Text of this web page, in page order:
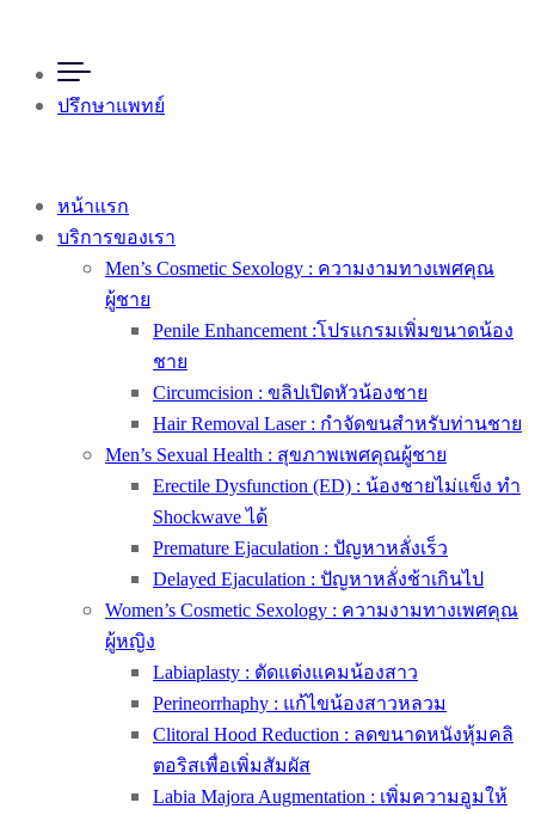
ปรึกษาแพทย์
หน้าแรก
บริการของเรา
Men’s Cosmetic Sexology : ความงามทางเพศคุณ
ผู้ชาย
Penile Enhancement :โปรแกรมเพิ่มขนาดน้อง
ชาย
Circumcision : ขลิปเปิดหัวน้องชาย
Hair Removal Laser : กำจัดขนสำหรับท่านชาย
Men’s Sexual Health : สุขภาพเพศคุณผู้ชาย
Erectile Dysfunction (ED) : น้องชายไม่แข็ง ทำ
Shockwave ได้
Premature Ejaculation : ปัญหาหลั่งเร็ว
Delayed Ejaculation : ปัญหาหลั่งช้าเกินไป
Women’s Cosmetic Sexology : ความงามทางเพศคุณ
ผู้หญิง
Labiaplasty : ตัดแต่งแคมน้องสาว
Perineorrhaphy : แก้ไขน้องสาวหลวม
Clitoral Hood Reduction : ลดขนาดหนังหุ้มคลิ
ตอริสเพื่อเพิ่มสัมผัส
Labia Majora Augmentation : เพิ่มความอูมให้